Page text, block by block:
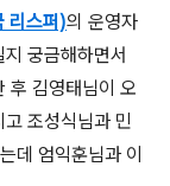
리스퍼)의 운영자
궁금해하면서
후 김영태님이 오
조성식님과 민
데 엄익훈님과 이